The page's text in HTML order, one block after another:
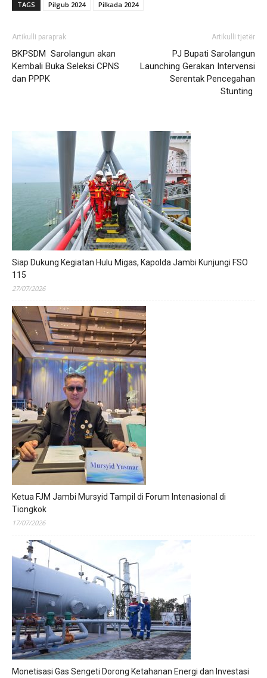
TAGS Pilgub 2024 Pilkada 2024
Artikulli paraprak
BKPSDM Sarolangun akan
Kembali Buka Seleksi CPNS
dan PPPK
Artikulli tjetër
PJ Bupati Sarolangun
Launching Gerakan Intervensi
Serentak Pencegahan
Stunting
Siap Dukung Kegiatan Hulu Migas, Kapolda Jambi Kunjungi FSO
115
27/07/2026
Ketua FJM Jambi Mursyid Tampil di Forum Intenasional di
Tiongkok
17/07/2026
Monetisasi Gas Sengeti Dorong Ketahanan Energi dan Investasi